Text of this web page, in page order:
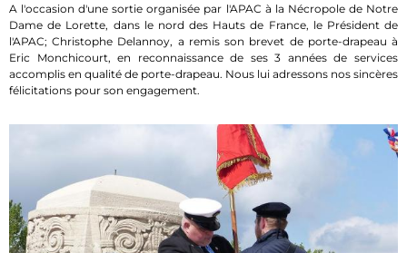
A l'occasion d'une sortie organisée par l'APAC à la Nécropole de Notre
Dame de Lorette, dans le nord des Hauts de France, le Président de
l'APAC; Christophe Delannoy, a remis son brevet de porte-drapeau à
Eric Monchicourt, en reconnaissance de ses 3 années de services
accomplis en qualité de porte-drapeau. Nous lui adressons nos sincères
félicitations pour son engagement.